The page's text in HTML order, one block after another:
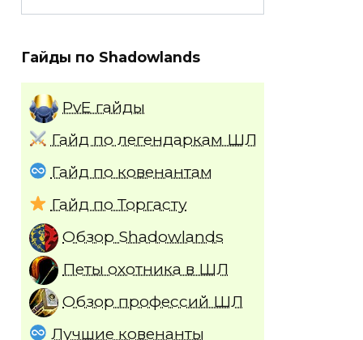
Гайды по Shadowlands
PvE гайды
Гайд по легендаркам ШЛ
Гайд по ковенантам
Гайд по Торгасту
Обзор Shadowlands
Петы охотника в ШЛ
Обзор профессий ШЛ
Лучшие ковенанты